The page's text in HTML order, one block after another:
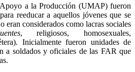
a la Producción (UMAP) fueron
reeducar a aquellos jóvenes que se
eran considerados como lacras sociales
, religiosos, homosexuales,
Inicialmente fueron unidades de
a soldados y oficiales de las FAR que